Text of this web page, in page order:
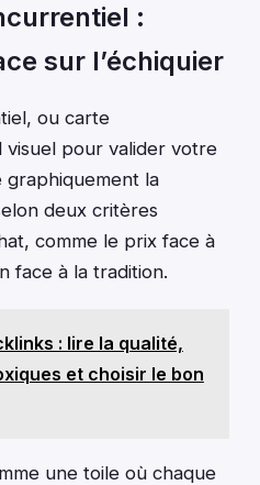
:
sur l’échiquier
ou carte
visuel pour valider votre
la
deux critères
comme le prix face à
face à la tradition.
: lire la qualité,
et choisir le bon
une toile où chaque